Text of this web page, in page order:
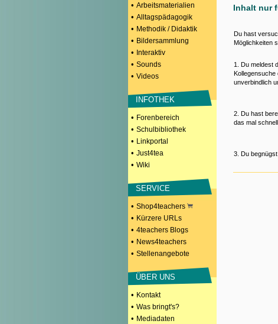
• Arbeitsmaterialien
• Alltagspädagogik
• Methodik / Didaktik
• Bildersammlung
• Interaktiv
• Sounds
• Videos
INFOTHEK
• Forenbereich
• Schulbibliothek
• Linkportal
• Just4tea
• Wiki
SERVICE
• Shop4teachers
• Kürzere URLs
• 4teachers Blogs
• News4teachers
• Stellenangebote
ÜBER UNS
• Kontakt
• Was bringt's?
• Mediadaten
Inhalt nur
Du hast
Möglichkeiten
1. Du meldest
Kollegensuche
unverbindlich
2. Du hast
das mal
3. Du